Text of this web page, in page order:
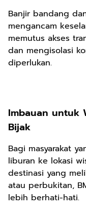
Banjir bandang
mengancam
memutus akses
dan mengisolasi
diperlukan.
Imbauan untuk
Bijak
Bagi masyarakat
liburan ke lokasi
destinasi yang
atau perbukitan,
lebih berhati-hati.